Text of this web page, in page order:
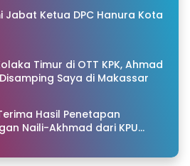
Jabat Ketua DPC Hanura Kota
Timur di OTT KPK, Ahmad
Saya di Makassar
Hasil Penetapan
Naili-Akhmad dari KPU